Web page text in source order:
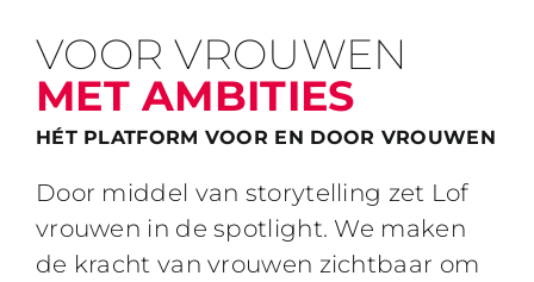
VOOR VROUWEN
MET AMBITIES
HÉT PLATFORM VOOR EN DOOR VROUWEN
Door middel van storytelling zet Lof
vrouwen in de spotlight. We maken
de kracht van vrouwen zichtbaar om